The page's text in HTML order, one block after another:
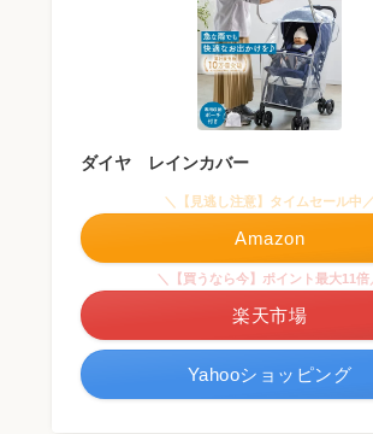
ダイヤ レインカバー
＼【見逃し注意】タイムセール中／
Amazon
＼【買うなら今】ポイント最大11倍
楽天市場
Yahooショッピング